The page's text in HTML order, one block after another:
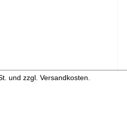
und zzgl. Versandkosten.